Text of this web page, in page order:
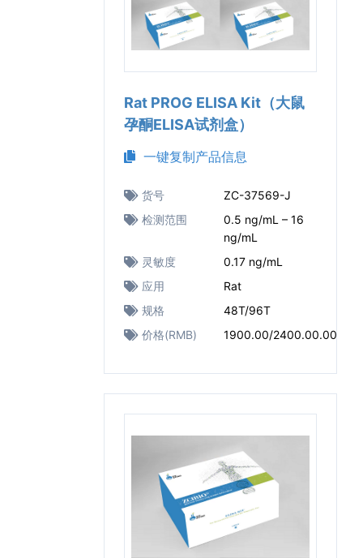
Rat PROG ELISA Kit（大鼠
孕酮ELISA试剂盒）
一键复制产品信息
货号
ZC-37569-J
检测范围
0.5 ng/mL – 16
ng/mL
灵敏度
0.17 ng/mL
应用
Rat
规格
48T/96T
价格(RMB)
1900.00/2400.00.00